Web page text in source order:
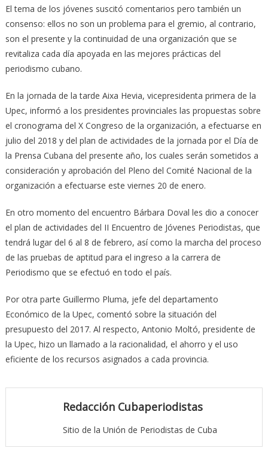
El tema de los jóvenes suscitó comentarios pero también un
consenso: ellos no son un problema para el gremio, al contrario,
son el presente y la continuidad de una organización que se
revitaliza cada día apoyada en las mejores prácticas del
periodismo cubano.
En la jornada de la tarde Aixa Hevia, vicepresidenta primera de la
Upec, informó a los presidentes provinciales las propuestas sobre
el cronograma del X Congreso de la organización, a efectuarse en
julio del 2018 y del plan de actividades de la jornada por el Día de
la Prensa Cubana del presente año, los cuales serán sometidos a
consideración y aprobación del Pleno del Comité Nacional de la
organización a efectuarse este viernes 20 de enero.
En otro momento del encuentro Bárbara Doval les dio a conocer
el plan de actividades del II Encuentro de Jóvenes Periodistas, que
tendrá lugar del 6 al 8 de febrero, así como la marcha del proceso
de las pruebas de aptitud para el ingreso a la carrera de
Periodismo que se efectuó en todo el país.
Por otra parte Guillermo Pluma, jefe del departamento
Económico de la Upec, comentó sobre la situación del
presupuesto del 2017. Al respecto, Antonio Moltó, presidente de
la Upec, hizo un llamado a la racionalidad, el ahorro y el uso
eficiente de los recursos asignados a cada provincia.
Redacción Cubaperiodistas
Sitio de la Unión de Periodistas de Cuba